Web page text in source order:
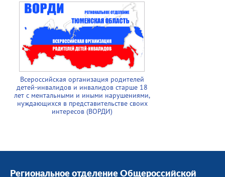
Всероссийская организация родителей
детей-инвалидов и инвалидов старше 18
лет с ментальными и иными нарушениями,
нуждающихся в представительстве своих
интересов (ВОРДИ)
Региональное отделение Общероссийской